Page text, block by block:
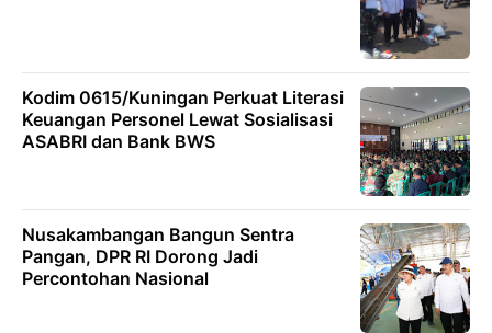
Kodim 0615/Kuningan Perkuat Literasi
Keuangan Personel Lewat Sosialisasi
ASABRI dan Bank BWS
Nusakambangan Bangun Sentra
Pangan, DPR RI Dorong Jadi
Percontohan Nasional